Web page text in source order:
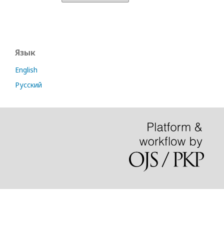
Язык
English
Русский